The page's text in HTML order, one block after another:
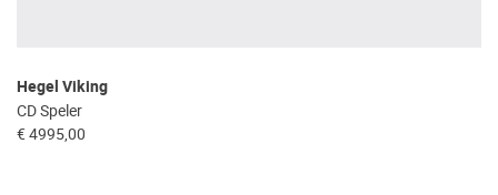
Hegel Viking
CD Speler
€ 4995,00